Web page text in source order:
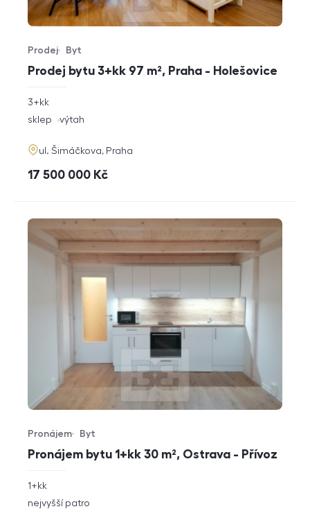
Prodej bytu 3+kk 97 m², Praha - Holešovice
Typ nabídky
Prodej
Typ nemovitosti
Byt
rozměry
dispozice
3+kk
funkce
sklep výtah
adresa
ul. Šimáčkova, Praha
cena
17 500 000 Kč
Pronájem bytu 1+kk 30 m², Ostrava - Přívoz
Typ nabídky
Pronájem
Typ nemovitosti
Byt
rozměry
dispozice
1+kk
funkce
nejvyšší patro